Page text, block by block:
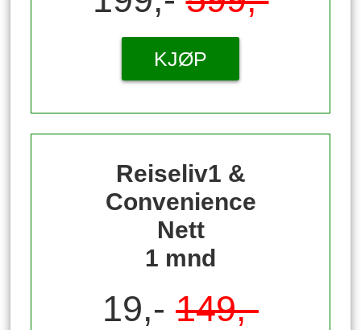
KJØP
Reiseliv1 &
Convenience
Nett
1 mnd
19,- 149,-